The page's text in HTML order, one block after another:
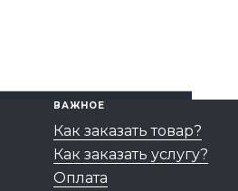
ВАЖНОЕ
Как заказать товар?
Как заказать услугу?
Оплата